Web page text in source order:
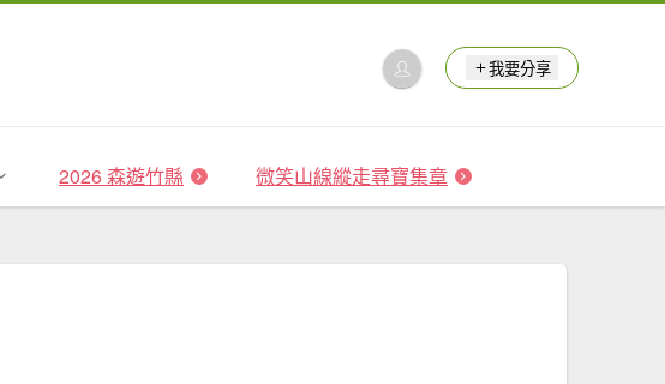
我要分享
2026 森遊竹縣 微笑山線縱走尋寶集章